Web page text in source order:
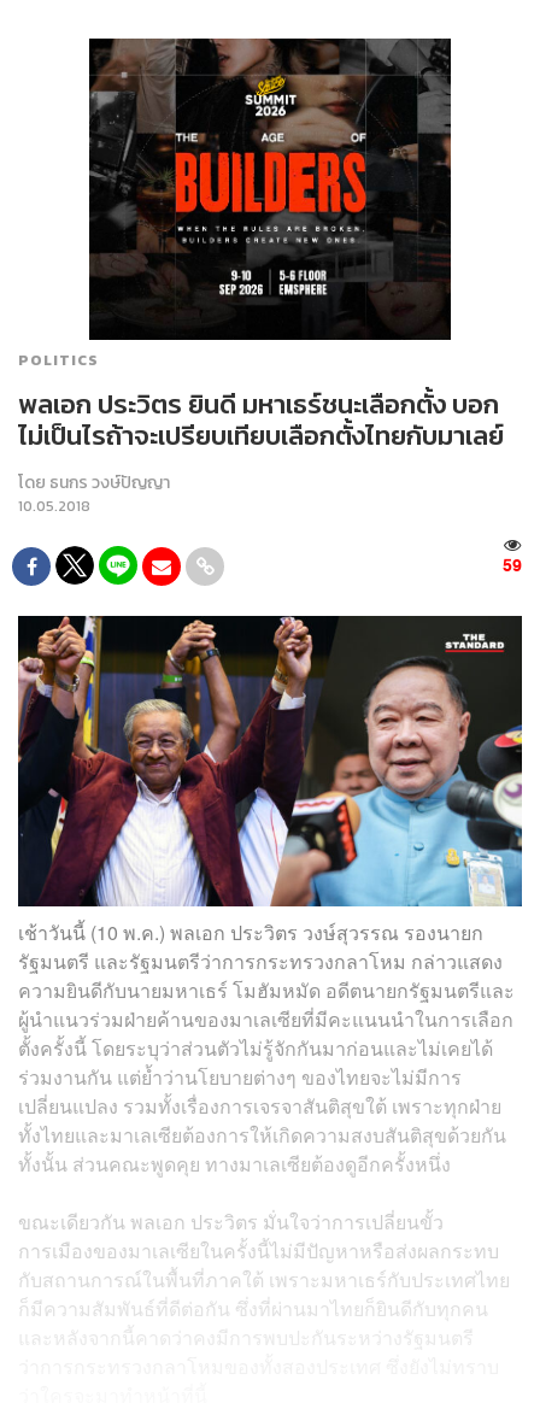
POLITICS
พลเอก ประวิตร ยินดี มหาเธร์ชนะเลือกตั้ง บอก
ไม่เป็นไรถ้าจะเปรียบเทียบเลือกตั้งไทยกับมาเลย์
โดย ธนกร วงษ์ปัญญา
10.05.2018
59
เช้าวันนี้ (10 พ.ค.) พลเอก ประวิตร วงษ์สุวรรณ รองนายก
รัฐมนตรี และรัฐมนตรีว่าการกระทรวงกลาโหม กล่าวแสดง
ความยินดีกับนายมหาเธร์ โมฮัมหมัด อดีตนายกรัฐมนตรีและ
ผู้นำแนวร่วมฝ่ายค้านของมาเลเซียที่มีคะแนนนำในการเลือก
ตั้งครั้งนี้ โดยระบุว่าส่วนตัวไม่รู้จักกันมาก่อนและไม่เคยได้
ร่วมงานกัน แต่ย้ำว่านโยบายต่างๆ ของไทยจะไม่มีการ
เปลี่ยนแปลง รวมทั้งเรื่องการเจรจาสันติสุขใต้ เพราะทุกฝ่าย
ทั้งไทยและมาเลเซียต้องการให้เกิดความสงบสันติสุขด้วยกัน
ทั้งนั้น ส่วนคณะพูดคุย ทางมาเลเซียต้องดูอีกครั้งหนึ่ง
ขณะเดียวกัน พลเอก ประวิตร มั่นใจว่าการเปลี่ยนขั้ว
การเมืองของมาเลเซียในครั้งนี้ไม่มีปัญหาหรือส่งผลกระทบ
กับสถานการณ์ในพื้นที่ภาคใต้ เพราะมหาเธร์กับประเทศไทย
ก็มีความสัมพันธ์ที่ดีต่อกัน ซึ่งที่ผ่านมาไทยก็ยินดีกับทุกคน
และหลังจากนี้คาดว่าคงมีการพบปะกันระหว่างรัฐมนตรี